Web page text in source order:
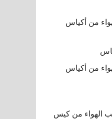
من أكياس
من أكياس
الهواء من كيس